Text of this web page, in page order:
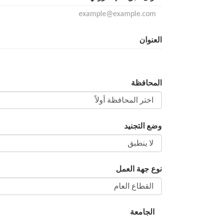
العنوان
المحافظة
وضع التجنيد
نوع جهة العمل
الجامعة